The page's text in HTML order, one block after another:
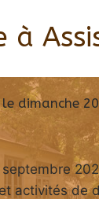
à
dimanche
activités de